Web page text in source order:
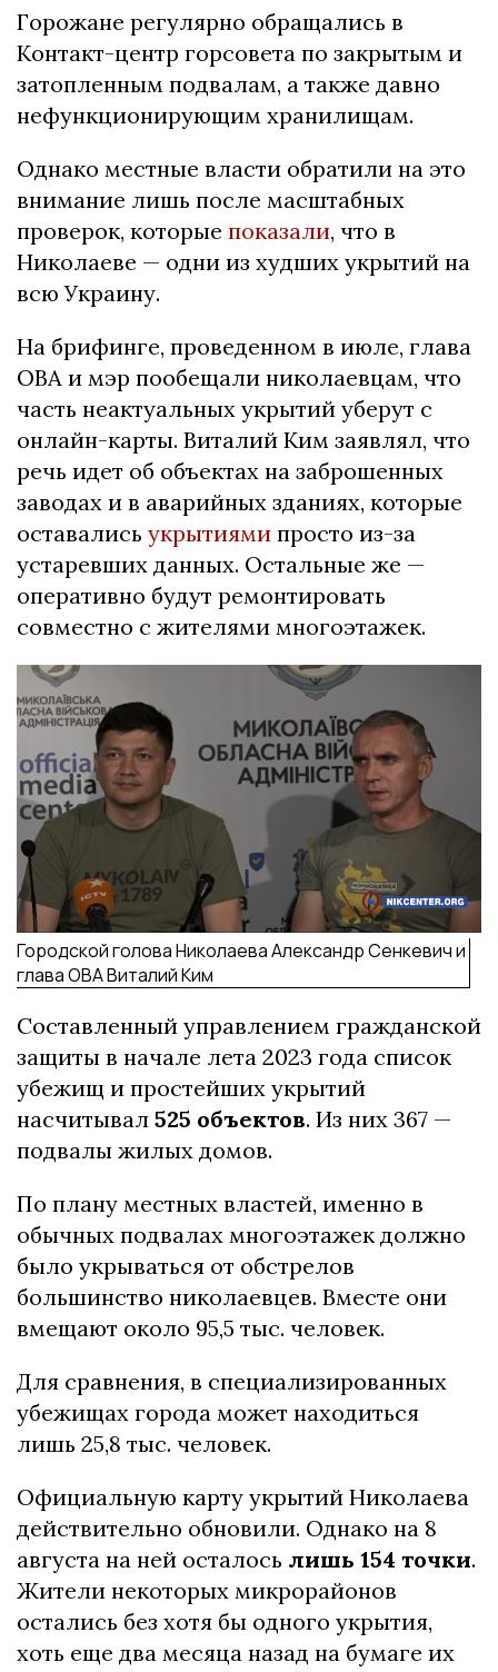
Горожане регулярно обращались в
Контакт-центр горсовета по закрытым и
затопленным подвалам, а также давно
нефункционирующим хранилищам.
Однако местные власти обратили на это
внимание лишь после масштабных
проверок, которые показали, что в
Николаеве — одни из худших укрытий на
всю Украину.
На брифинге, проведенном в июле, глава
ОВА и мэр пообещали николаевцам, что
часть неактуальных укрытий уберут с
онлайн-карты. Виталий Ким заявлял, что
речь идет об объектах на заброшенных
заводах и в аварийных зданиях, которые
оставались укрытиями просто из-за
устаревших данных. Остальные же —
оперативно будут ремонтировать
совместно с жителями многоэтажек.
Городской голова Николаева Александр Сенкевич и
глава ОВА Виталий Ким
Составленный управлением гражданской
защиты в начале лета 2023 года список
убежищ и простейших укрытий
насчитывал 525 объектов. Из них 367 —
подвалы жилых домов.
По плану местных властей, именно в
обычных подвалах многоэтажек должно
было укрываться от обстрелов
большинство николаевцев. Вместе они
вмещают около 95,5 тыс. человек.
Для сравнения, в специализированных
убежищах города может находиться
лишь 25,8 тыс. человек.
Официальную карту укрытий Николаева
действительно обновили. Однако на 8
августа на ней осталось лишь 154 точки.
Жители некоторых микрорайонов
остались без хотя бы одного укрытия,
хоть еще два месяца назад на бумаге их